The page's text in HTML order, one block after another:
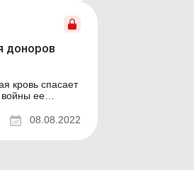
доноров
кровь спасает
ее
критическое
08.08.2022